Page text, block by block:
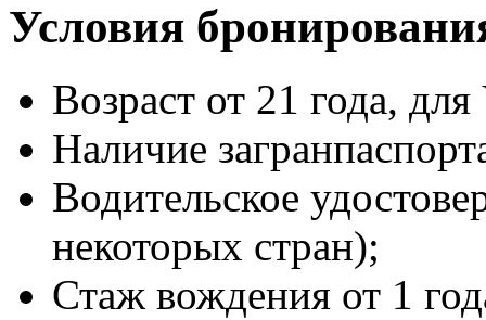
Условия
Возраст от 21 года,
Наличие
Водительское
некоторых стран);
Стаж вождения от 1